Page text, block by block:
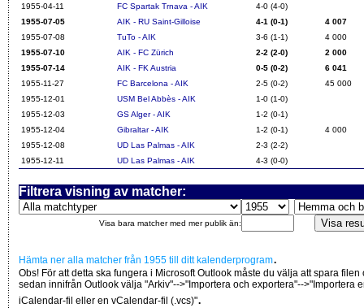
1955-04-11
FC Spartak Trnava - AIK
4-0 (4-0)
1955-07-05
AIK - RU Saint-Gilloise 4-1 (0-1)
4 007
1955-07-08
TuTo - AIK 3-6 (1-1)
4 000
1955-07-10
AIK - FC Zürich 2-2 (2-0)
2 000
1955-07-14
AIK - FK Austria 0-5 (0-2)
6 041
1955-11-27
FC Barcelona - AIK 2-5 (0-2)
45 000
1955-12-01
USM Bel Abbès - AIK
1-0 (1-0)
1955-12-03
GS Alger - AIK
1-2 (0-1)
1955-12-04
Gibraltar - AIK 1-2 (0-1)
4 000
1955-12-08
UD Las Palmas - AIK
2-3 (2-2)
1955-12-11
UD Las Palmas - AIK 4-3 (0-0)
Filtrera visning av matcher:
Visa bara matcher med mer publik än:
Hämta ner alla matcher från 1955 till ditt kalenderprogram.
Obs! För att detta ska fungera i Microsoft Outlook måste du välja att spara filen
sedan innifrån Outlook välja "Arkiv"-->"Importera och exportera"-->"Importera
iCalendar-fil eller en vCalendar-fil (.vcs)".